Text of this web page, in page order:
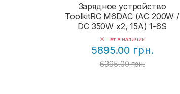
Зарядное устройство
ToolkitRC M6DAC (AC 200W /
DC 350W x2, 15A) 1-6S
Нет в наличии
5895.00 грн.
6395.00 грн.